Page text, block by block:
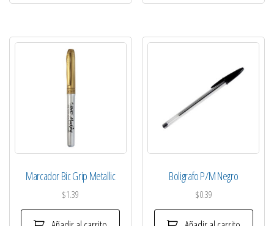
Marcador Bic Grip Metallic
$1.39
Boligrafo P/M Negro
$0.39